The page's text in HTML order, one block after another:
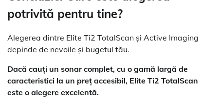
potrivită pentru tine?
Alegerea dintre Elite Ti2 TotalScan și Active Imaging
depinde de nevoile și bugetul tău.
Dacă cauți un sonar complet, cu o gamă largă de
caracteristici la un preț accesibil, Elite Ti2 TotalScan
este o alegere excelentă.